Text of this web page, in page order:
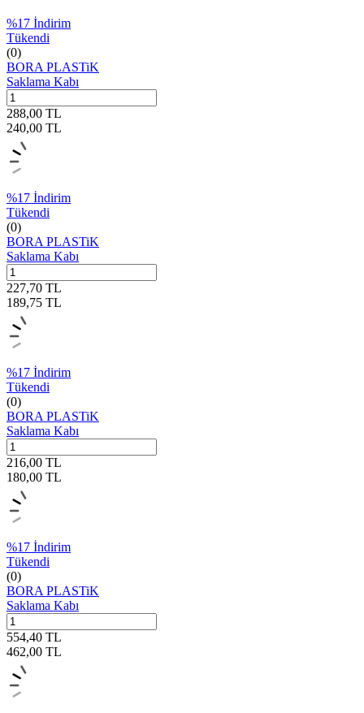
%17 İndirim
Tükendi
(0)
BORA PLASTiK
Saklama Kabı
288,00 TL
240,00 TL
%17 İndirim
Tükendi
(0)
BORA PLASTiK
Saklama Kabı
227,70 TL
189,75 TL
%17 İndirim
Tükendi
(0)
BORA PLASTiK
Saklama Kabı
216,00 TL
180,00 TL
%17 İndirim
Tükendi
(0)
BORA PLASTiK
Saklama Kabı
554,40 TL
462,00 TL